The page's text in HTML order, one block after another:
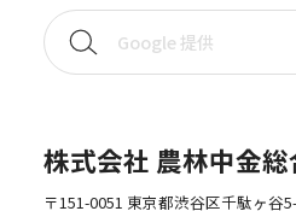
株式会社 農林中金
〒151-0051 東京都渋谷区千駄ヶ谷